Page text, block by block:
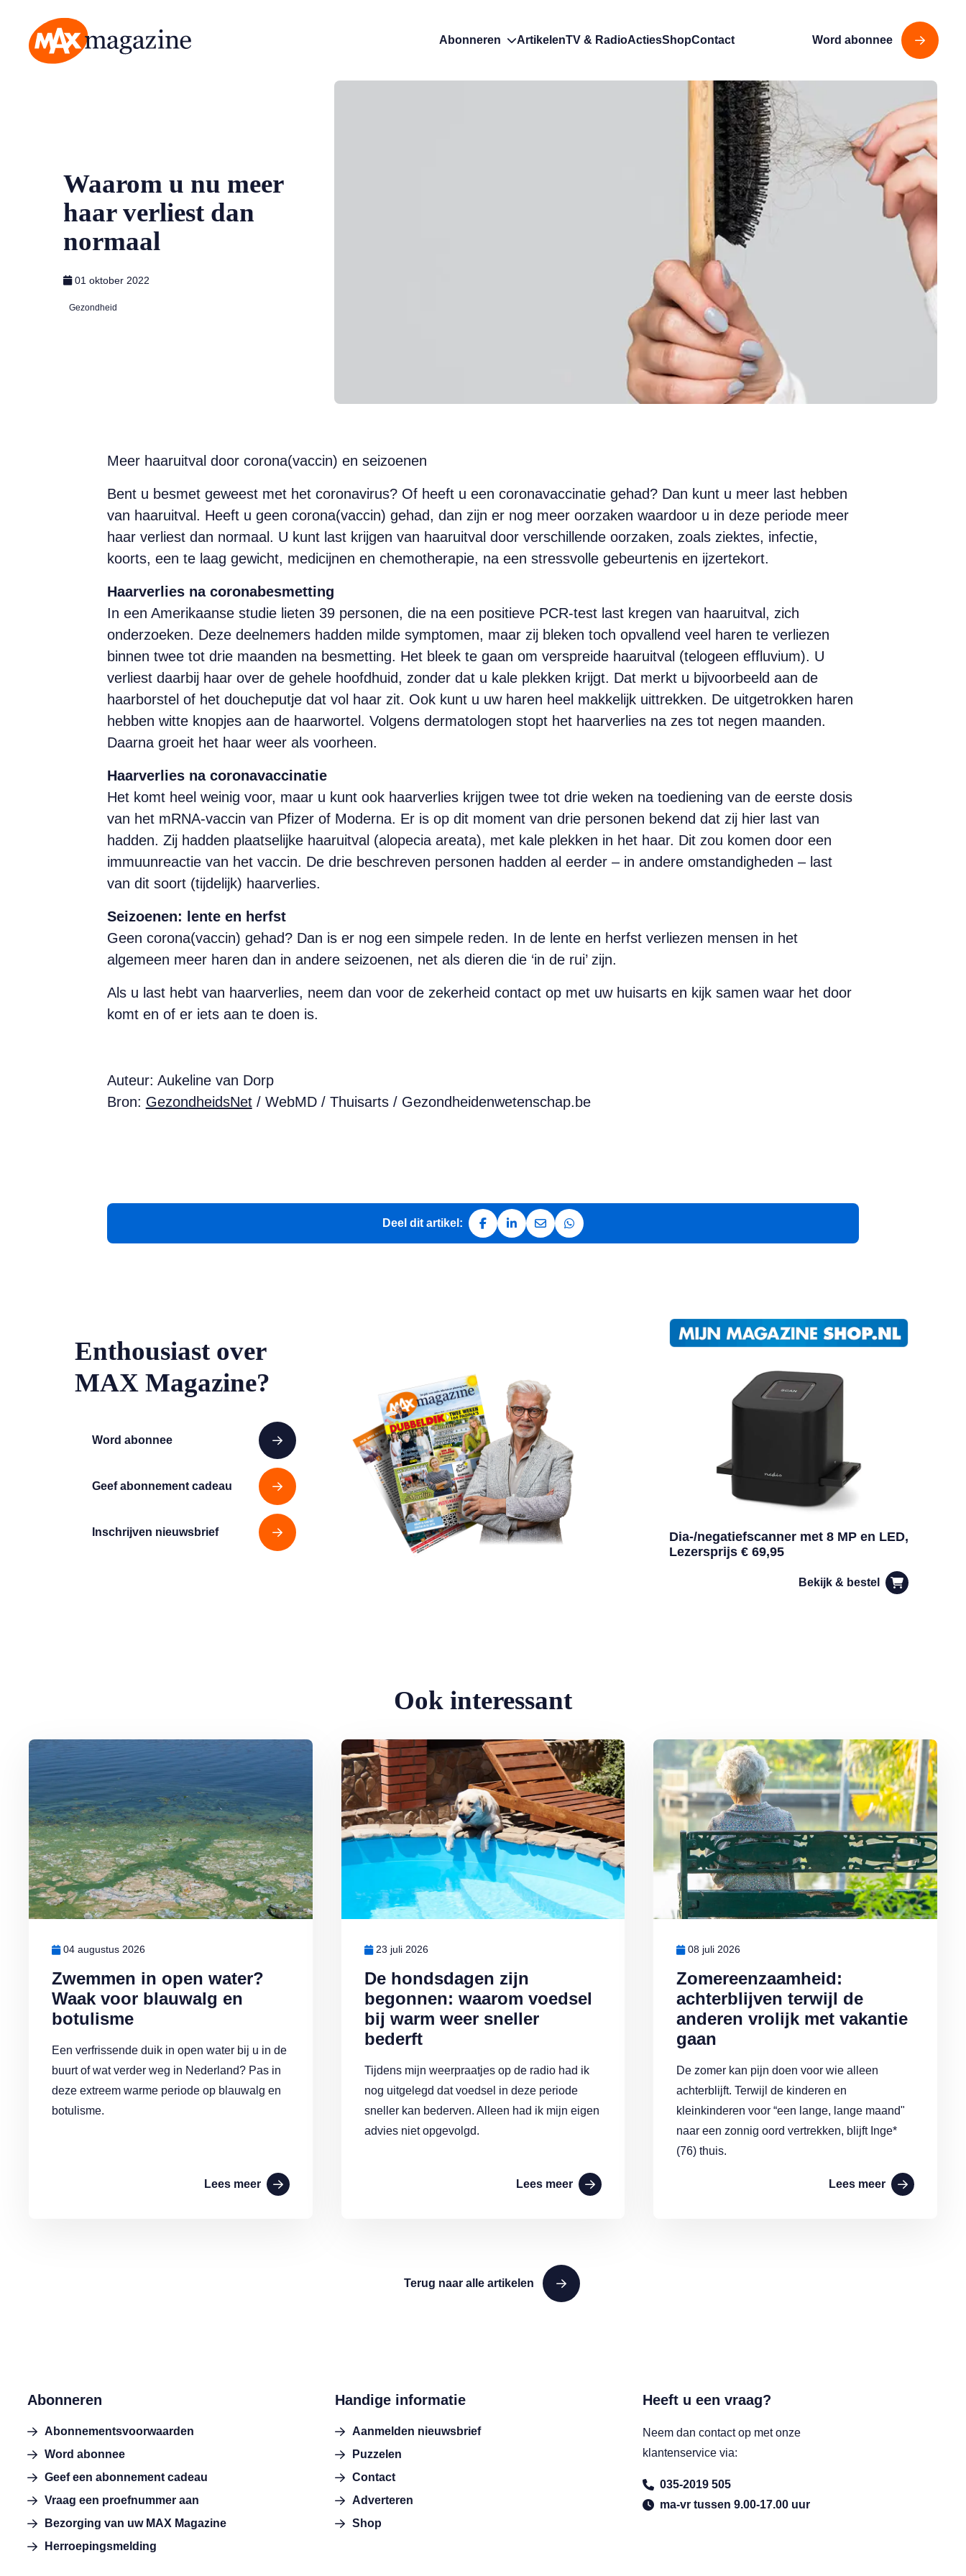
Abonneren ArtikelenTV & RadioActiesShopContact Word abonnee
Waarom u nu meer
haar verliest dan
normaal
01 oktober 2022
Gezondheid
Meer haaruitval door corona(vaccin) en seizoenen
Bent u besmet geweest met het coronavirus? Of heeft u een coronavaccinatie gehad? Dan kunt u meer last hebben
van haaruitval. Heeft u geen corona(vaccin) gehad, dan zijn er nog meer oorzaken waardoor u in deze periode meer
haar verliest dan normaal. U kunt last krijgen van haaruitval door verschillende oorzaken, zoals ziektes, infectie,
koorts, een te laag gewicht, medicijnen en chemotherapie, na een stressvolle gebeurtenis en ijzertekort.
Haarverlies na coronabesmetting
In een Amerikaanse studie lieten 39 personen, die na een positieve PCR-test last kregen van haaruitval, zich
onderzoeken. Deze deelnemers hadden milde symptomen, maar zij bleken toch opvallend veel haren te verliezen
binnen twee tot drie maanden na besmetting. Het bleek te gaan om verspreide haaruitval (telogeen effluvium). U
verliest daarbij haar over de gehele hoofdhuid, zonder dat u kale plekken krijgt. Dat merkt u bijvoorbeeld aan de
haarborstel of het doucheputje dat vol haar zit. Ook kunt u uw haren heel makkelijk uittrekken. De uitgetrokken haren
hebben witte knopjes aan de haarwortel. Volgens dermatologen stopt het haarverlies na zes tot negen maanden.
Daarna groeit het haar weer als voorheen.
Haarverlies na coronavaccinatie
Het komt heel weinig voor, maar u kunt ook haarverlies krijgen twee tot drie weken na toediening van de eerste dosis
van het mRNA-vaccin van Pfizer of Moderna. Er is op dit moment van drie personen bekend dat zij hier last van
hadden. Zij hadden plaatselijke haaruitval (alopecia areata), met kale plekken in het haar. Dit zou komen door een
immuunreactie van het vaccin. De drie beschreven personen hadden al eerder – in andere omstandigheden – last
van dit soort (tijdelijk) haarverlies.
Seizoenen: lente en herfst
Geen corona(vaccin) gehad? Dan is er nog een simpele reden. In de lente en herfst verliezen mensen in het
algemeen meer haren dan in andere seizoenen, net als dieren die ‘in de rui’ zijn.
Als u last hebt van haarverlies, neem dan voor de zekerheid contact op met uw huisarts en kijk samen waar het door
komt en of er iets aan te doen is.
Auteur: Aukeline van Dorp
Bron: GezondheidsNet/ WebMD / Thuisarts / Gezondheidenwetenschap.be
Deel dit artikel:
Deel op Facebook
Deel op LinkedIn
Deel via e-mail
Deel via WhatsApp
Enthousiast over
MAX Magazine?
Word abonnee
Geef abonnement cadeau
Inschrijven nieuwsbrief
Dia-/negatiefscanner met 8 MP en LED,
Lezersprijs € 69,95
Bekijk & bestel
Ook interessant
Zwemmen in open water?
Waak voor blauwalg en
botulisme
04 augustus 2026
Een verfrissende duik in open water bij u in de
buurt of wat verder weg in Nederland? Pas in
deze extreem warme periode op blauwalg en
botulisme.
Lees meer
Lees meer over Zwemmen in open water? Waak voor blauwalg en botulisme
De hondsdagen zijn
begonnen: waarom voedsel
bij warm weer sneller
bederft
23 juli 2026
Tijdens mijn weerpraatjes op de radio had ik
nog uitgelegd dat voedsel in deze periode
sneller kan bederven. Alleen had ik mijn eigen
advies niet opgevolgd.
Lees meer
Lees meer over De hondsdagen zijn begonnen: waarom voedsel bij warm weer sneller bederft
Zomereenzaamheid:
achterblijven terwijl de
anderen vrolijk met vakantie
gaan
08 juli 2026
De zomer kan pijn doen voor wie alleen
achterblijft. Terwijl de kinderen en
kleinkinderen voor “een lange, lange maand"
naar een zonnig oord vertrekken, blijft Inge*
(76) thuis.
Lees meer
Lees meer over Zomereenzaamheid: achterblijven terwijl de
Terug naar alle artikelen
Abonneren
Abonnementsvoorwaarden
Word abonnee
Geef een abonnement cadeau
Vraag een proefnummer aan
Bezorging van uw MAX Magazine
Herroepingsmelding
Handige informatie
Aanmelden nieuwsbrief
Puzzelen
Contact
Adverteren
Shop
Heeft u een vraag?
Neem dan contact op met onze
klantenservice via:
035-2019 505
ma-vr tussen 9.00-17.00 uur